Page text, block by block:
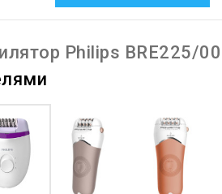
Philips BRE225/00